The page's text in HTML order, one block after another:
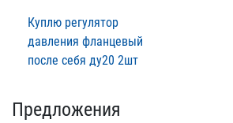
Куплю регулятор
давления фланцевый
после себя ду20 2шт
Предложения